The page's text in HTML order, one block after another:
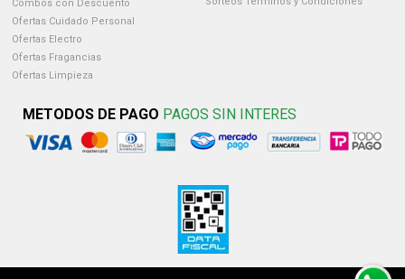
Combos con Descuento
Ofertas Cuidado Personal
Ofertas Electro
Ofertas Fragancias
Ofertas Limpieza
METODOS DE PAGO PAGOS SIN INTERES